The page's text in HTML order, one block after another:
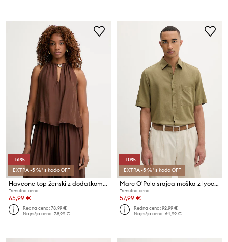
-16%
EXTRA -5 %* s kodo OFF
Haveone top ženski z dodatkom svile
Trenutna cena:
65,99 €
Redna cena:78,99 €
Najnižja cena:78,99 €
-10%
EXTRA -5 %* s kodo OFF
Marc O'Polo srajca moška z lyocellom
Trenutna cena:
57,99 €
Redna cena:92,99 €
Najnižja cena:64,99 €